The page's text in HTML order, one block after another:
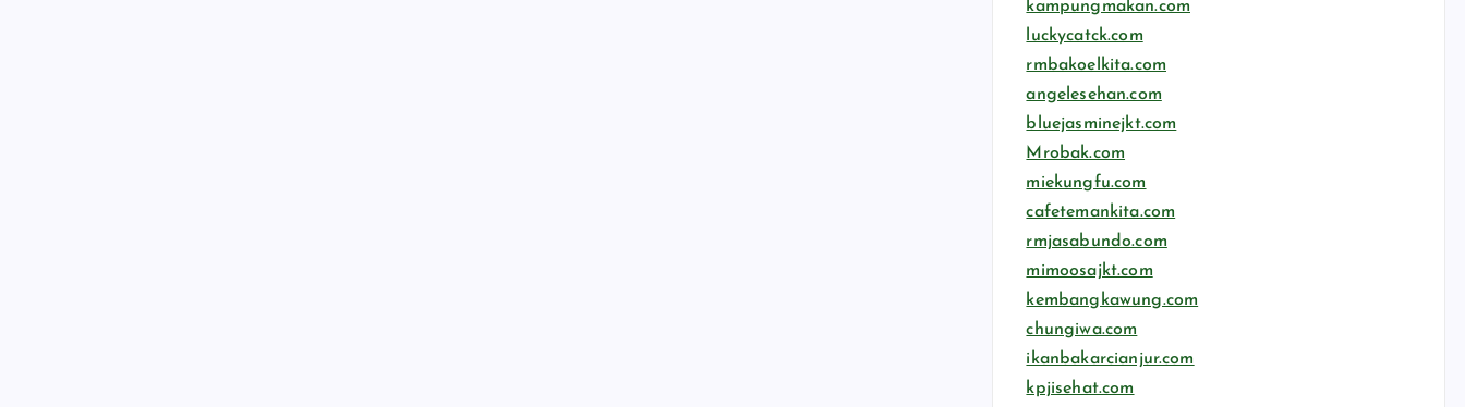
kampungmakan.com
luckycatck.com
rmbakoelkita.com
angelesehan.com
bluejasminejkt.com
Mrobak.com
miekungfu.com
cafetemankita.com
rmjasabundo.com
mimoosajkt.com
kembangkawung.com
chungiwa.com
ikanbakarcianjur.com
kpjisehat.com